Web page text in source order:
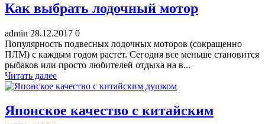
Как выбрать лодочный мотор
admin 28.12.2017 0
Популярность подвесных лодочных моторов (сокращенно
ПЛМ) с каждым годом растет. Сегодня все меньше становится
рыбаков или просто любителей отдыха на в...
Читать далее
Японское качество с китайским